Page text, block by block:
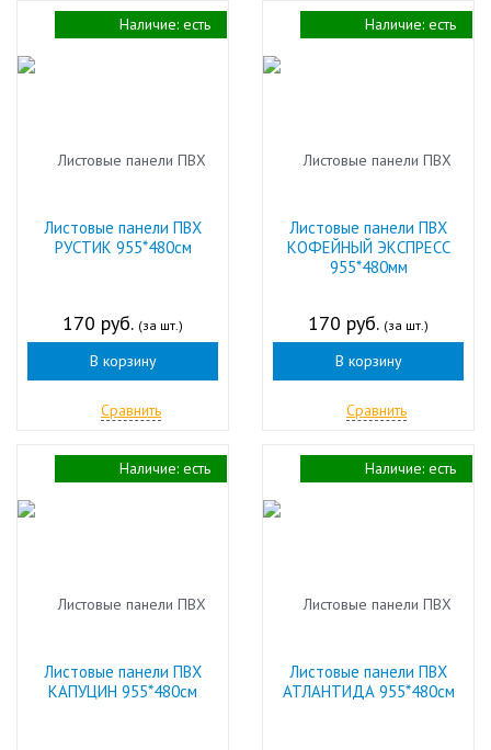
Листовые панели ПВХ
РУСТИК 955*480см
170 руб. (за шт.)
В корзину
Сравнить
Наличие: есть
Листовые панели ПВХ
КОФЕЙНЫЙ ЭКСПРЕСС
955*480мм
170 руб. (за шт.)
В корзину
Сравнить
Наличие: есть
Листовые панели ПВХ
КАПУЦИН 955*480см
Наличие: есть
Листовые панели ПВХ
АТЛАНТИДА 955*480см
Наличие: есть